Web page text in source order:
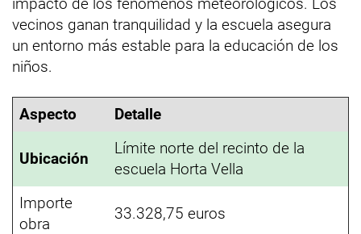
vecinos ganan tranquilidad y la escuela asegura
un entorno más estable para la educación de los
niños.
Aspecto Detalle
Ubicación
Límite norte del recinto de la
escuela Horta Vella
Importe
obra
33.328,75 euros